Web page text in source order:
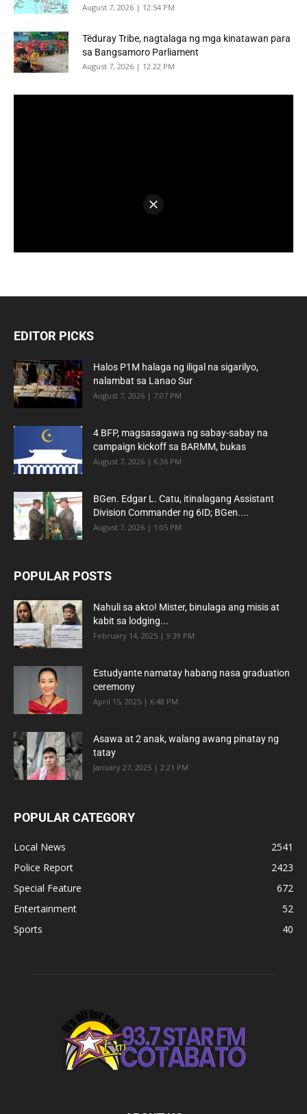
August 7, 2026 | 12:54 PM
Tëduray Tribe, nagtalaga ng mga kinatawan para
sa Bangsamoro Parliament
August 7, 2026 | 12:22 PM
EDITOR PICKS
Halos P1M halaga ng iligal na sigarilyo,
nalambat sa Lanao Sur
August 7, 2026 | 7:07 PM
4 BFP, magsasagawa ng sabay-sabay na
campaign kickoff sa BARMM, bukas
August 7, 2026 | 6:36 PM
BGen. Edgar L. Catu, itinalagang Assistant
Division Commander ng 6ID; BGen....
August 7, 2026 | 1:05 PM
POPULAR POSTS
Nahuli sa akto! Mister, binulaga ang misis at
kabit sa lodging...
February 14, 2025 | 9:39 PM
Estudyante namatay habang nasa graduation
ceremony
April 15, 2025 | 6:48 PM
Asawa at 2 anak, walang awang pinatay ng
tatay
January 27, 2025 | 2:21 PM
POPULAR CATEGORY
Local News
2541
Police Report
2423
Special Feature
672
Entertainment
52
Sports
40